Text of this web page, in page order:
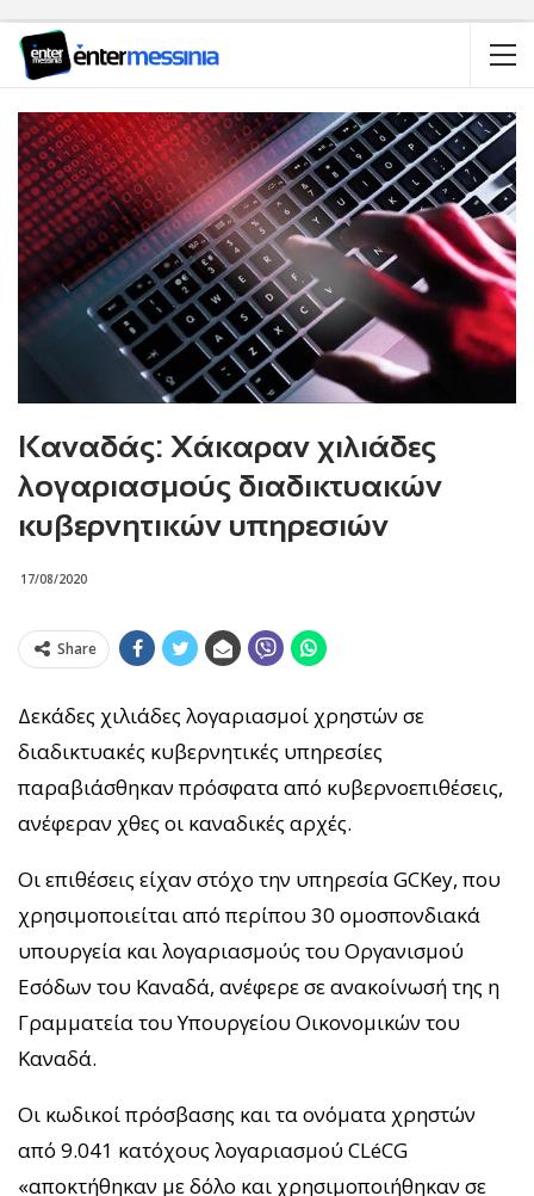
Καναδάς: Χάκαραν χιλιάδες
λογαριασμούς διαδικτυακών
κυβερνητικών υπηρεσιών
17/08/2020
Share
Δεκάδες χιλιάδες λογαριασμοί χρηστών σε
διαδικτυακές κυβερνητικές υπηρεσίες
παραβιάσθηκαν πρόσφατα από κυβερνοεπιθέσεις,
ανέφεραν χθες οι καναδικές αρχές.
Οι επιθέσεις είχαν στόχο την υπηρεσία GCKey, που
χρησιμοποιείται από περίπου 30 ομοσπονδιακά
υπουργεία και λογαριασμούς του Οργανισμού
Εσόδων του Καναδά, ανέφερε σε ανακοίνωσή της η
Γραμματεία του Υπουργείου Οικονομικών του
Καναδά.
Οι κωδικοί πρόσβασης και τα ονόματα χρηστών
από 9.041 κατόχους λογαριασμού CLéCG
«αποκτήθηκαν με δόλο και χρησιμοποιήθηκαν σε